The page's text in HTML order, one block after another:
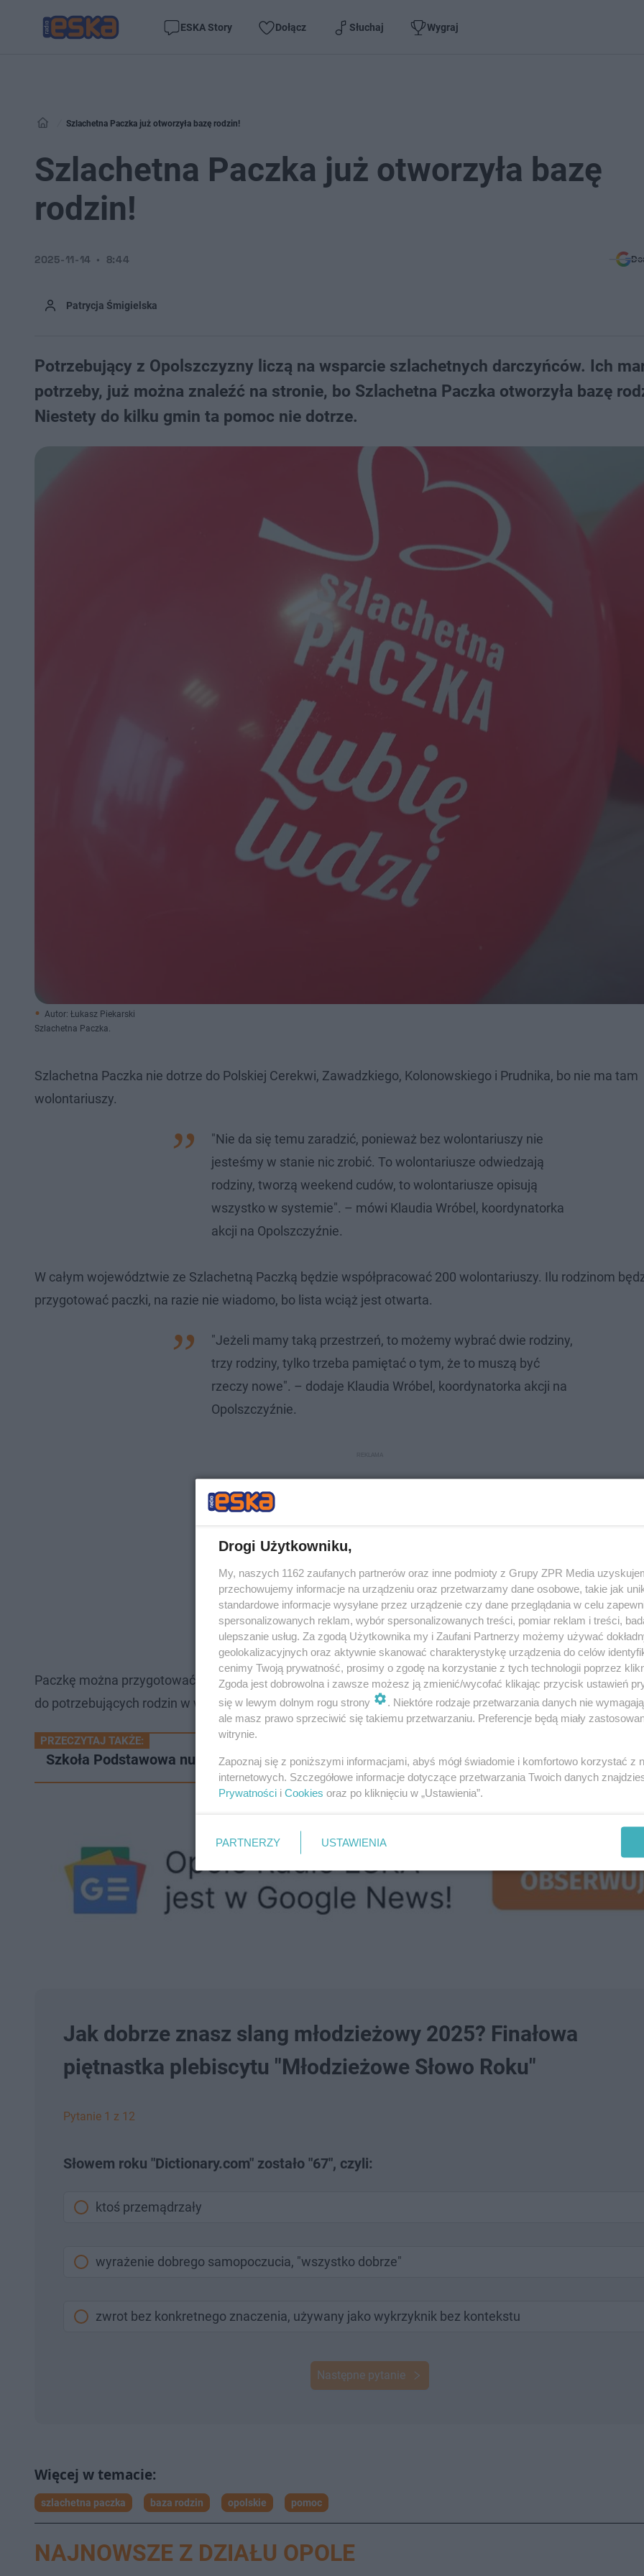
ESKA Story Dołącz Słuchaj Wygraj
Szlachetna Paczka już otworzyła bazę rodzin!
Szlachetna Paczka już otworzyła bazę
rodzin!
Patrycja Śmigielska
2025-11-14 8:44
Potrzebujący z Opolszczyzny liczą na wsparcie szlachetnych darczyńców. Ich
potrzeby, już można znaleźć na stronie, bo Szlachetna Paczka otworzyła bazę
Niestety do kilku gmin ta pomoc nie dotrze.
Autor: Łukasz Piekarski
Szlachetna Paczka.
Szlachetna Paczka nie dotrze do Polskiej Cerekwi, Zawadzkiego, Kolonowskiego i Prudnika, bo nie ma tam
wolontariuszy.
"Nie da się temu zaradzić, ponieważ bez wolontariuszy nie
jesteśmy w stanie nic zrobić. To wolontariusze odwiedzają
rodziny, tworzą weekend cudów, to wolontariusze opisują
wszystko w systemie". – mówi Klaudia Wróbel, koordynatorka
akcji na Opolszczyźnie.
W całym województwie ze Szlachetną Paczką będzie współpracować 200 wolontariuszy. Ilu rodzinom
przygotować paczki, na razie nie wiadomo, bo lista wciąż jest otwarta.
"Jeżeli mamy taką przestrzeń, to możemy wybrać dwie rodziny,
trzy rodziny, tylko trzeba pamiętać o tym, że to muszą być
rzeczy nowe". – dodaje Klaudia Wróbel, koordynatorka akcji na
Opolszczyźnie.
Paczkę można przygotować samemu albo stworzyć ją wspólnie z przyjaciółmi czy rodziną. Szlachetne
do potrzebujących rodzin w weekend cudów, czyli 13 i 14 grudnia.
PRZECZYTAJ TAKŻE:
Szkoła Podstawowa numer 25 w Opolu wciąż działa w trybie awaryjnym
Jak dobrze znasz slang młodzieżowy 2025? Finałowa
piętnastka plebiscytu "Młodzieżowe Słowo Roku"
Pytanie 1 z 12
Słowem roku "Dictionary.com" zostało "67", czyli:
ktoś przemądrzały
wyrażenie dobrego samopoczucia, "wszystko dobrze"
zwrot bez konkretnego znaczenia, używany jako wykrzyknik bez kontekstu
Następne pytanie
szlachetna paczka baza rodzin opolskie pomoc
NAJNOWSZE Z DZIAŁU OPOLE
Drogi Użytkowniku,
My, naszych 1162 zaufanych partnerów oraz inne podmioty z Grupy ZPR Media
przechowujemy informacje na urządzeniu oraz przetwarzamy dane osobowe, takie jak
standardowe informacje wysyłane przez urządzenie czy dane przeglądania w celu
spersonalizowanych reklam, wybór spersonalizowanych treści, pomiar reklam i treści,
ulepszanie usług. Za zgodą Użytkownika my i Zaufani Partnerzy możemy używać
geolokalizacyjnych oraz aktywnie skanować charakterystykę urządzenia do celów
cenimy Twoją prywatność, prosimy o zgodę na korzystanie z tych technologii poprzez
Zgoda jest dobrowolna i zawsze możesz ją zmienić/wycofać klikając przycisk ustawień
się w lewym dolnym rogu strony
. Niektóre rodzaje przetwarzania danych nie
ale masz prawo sprzeciwić się takiemu przetwarzaniu. Preferencje będą miały
witrynie.
Zapoznaj się z poniższymi informacjami, abyś mógł świadomie i komfortowo korzystać z
internetowych. Szczegółowe informacje dotyczące przetwarzania Twoich danych
Prywatności i Cookies oraz po kliknięciu w „Ustawienia”.
PARTNERZY USTAWIENIA